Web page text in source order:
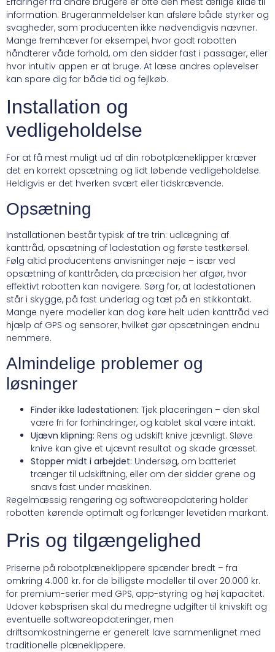
information. Brugeranmeldelser kan afsløre både styrker og
svagheder, som producenten ikke nødvendigvis nævner.
Mange fremhæver for eksempel, hvor godt robotten
håndterer våde forhold, om den sidder fast i passager, eller
hvor intuitiv appen er at bruge. At læse andres oplevelser
kan spare dig for både tid og fejlkøb.
Installation og
vedligeholdelse
For at få mest muligt ud af din robotplæneklipper kræver
det en korrekt opsætning og lidt løbende vedligeholdelse.
Heldigvis er det hverken svært eller tidskrævende.
Opsætning
Installationen består typisk af tre trin: udlægning af
kanttråd, opsætning af ladestation og første testkørsel.
Følg altid producentens anvisninger nøje – især ved
opsætning af kanttråden, da præcision her afgør, hvor
effektivt robotten kan navigere. Sørg for, at ladestationen
står i skygge, på fast underlag og tæt på en stikkontakt.
Mange nyere modeller kan dog køre helt uden kanttråd ved
hjælp af GPS og sensorer, hvilket gør opsætningen endnu
nemmere.
Almindelige problemer og
løsninger
Finder ikke ladestationen: Tjek placeringen – den skal
være fri for forhindringer, og kablet skal være intakt.
Ujævn klipning: Rens og udskift knive jævnligt. Sløve
knive kan give et ujævnt resultat og skade græsset.
Stopper midt i arbejdet: Undersøg, om batteriet
trænger til udskiftning, eller om der sidder grene og
snavs fast under maskinen.
Regelmæssig rengøring og softwareopdatering holder
robotten kørende optimalt og forlænger levetiden markant.
Pris og tilgængelighed
Priserne på robotplæneklippere spænder bredt – fra
omkring 4.000 kr. for de billigste modeller til over 20.000 kr.
for premium-serier med GPS, app-styring og høj kapacitet.
Udover købsprisen skal du medregne udgifter til knivskift og
eventuelle softwareopdateringer, men
driftsomkostningerne er generelt lave sammenlignet med
traditionelle plæneklippere.